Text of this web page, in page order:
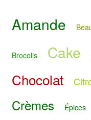
Amande
Brocolis Cake
Chocolat
Crèmes Épices